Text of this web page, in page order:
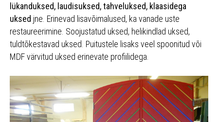
lükanduksed, laudisuksed, tahveluksed, klaasidega
uksed jne. Erinevad lisavõimalused, ka vanade uste
restaureerimine. Soojustatud uksed, helikindlad uksed,
tuldtõkestavad uksed. Puitustele lisaks veel spoonitud või
MDF värvitud uksed erinevate profiilidega.